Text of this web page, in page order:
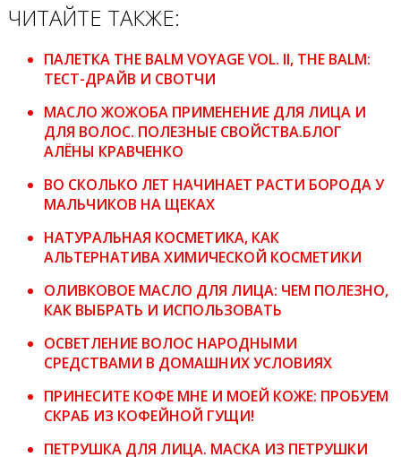
ЧИТАЙТЕ ТАКЖЕ:
ПАЛЕТКА THE BALM VOYAGE VOL. II, THE BALM:
ТЕСТ-ДРАЙВ И СВОТЧИ
МАСЛО ЖОЖОБА ПРИМЕНЕНИЕ ДЛЯ ЛИЦА И
ДЛЯ ВОЛОС. ПОЛЕЗНЫЕ СВОЙСТВА.БЛОГ
АЛЁНЫ КРАВЧЕНКО
ВО СКОЛЬКО ЛЕТ НАЧИНАЕТ РАСТИ БОРОДА У
МАЛЬЧИКОВ НА ЩЕКАХ
НАТУРАЛЬНАЯ КОСМЕТИКА, КАК
АЛЬТЕРНАТИВА ХИМИЧЕСКОЙ КОСМЕТИКИ
ОЛИВКОВОЕ МАСЛО ДЛЯ ЛИЦА: ЧЕМ ПОЛЕЗНО,
КАК ВЫБРАТЬ И ИСПОЛЬЗОВАТЬ
ОСВЕТЛЕНИЕ ВОЛОС НАРОДНЫМИ
СРЕДСТВАМИ В ДОМАШНИХ УСЛОВИЯХ
ПРИНЕСИТЕ КОФЕ МНЕ И МОЕЙ КОЖЕ: ПРОБУЕМ
СКРАБ ИЗ КОФЕЙНОЙ ГУЩИ!
ПЕТРУШКА ДЛЯ ЛИЦА. МАСКА ИЗ ПЕТРУШКИ